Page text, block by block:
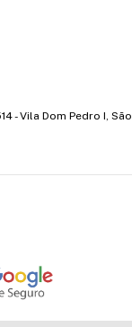
- Vila Dom Pedro I, São